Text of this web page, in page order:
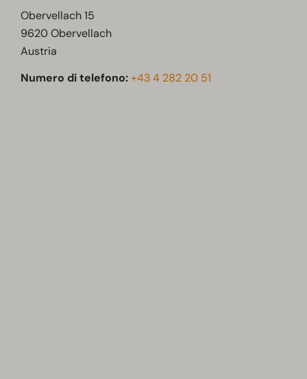
Obervellach 15
9620 Obervellach
Austria
Numero di telefono:+43 4 282 20 51